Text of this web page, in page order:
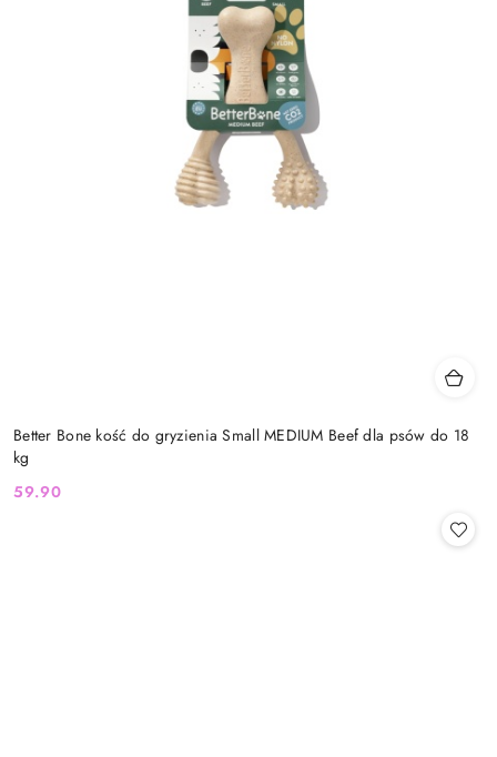
Better Bone kość do gryzienia Small MEDIUM Beef dla psów do 18
kg
Cena:
59.90